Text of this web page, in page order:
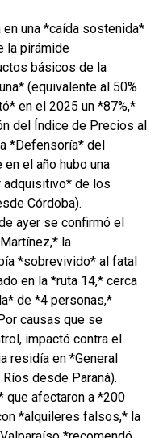
una *caída sostenida*
la pirámide
básicos de la
(equivalente al 50%
en el 2025 un *87%,*
del Índice de Precios al
*Defensoría* del
el año hubo una
adquisitivo* de los
Córdoba).
ayer se confirmó el
la
*sobrevivido* al fatal
en la *ruta 14,* cerca
de *4 personas,*
causas que se
impactó contra el
residía en *General
desde Paraná).
que afectaron a *200
*alquileres falsos,* la